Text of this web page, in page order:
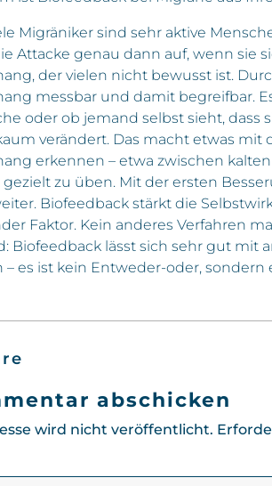
Migräniker sind sehr aktive
Attacke genau dann auf, wenn sie
der vielen nicht bewusst ist.
messbar und damit begreifbar.
oder ob jemand selbst sieht,
verändert. Das macht etwas mit
erkennen – etwa zwischen
gezielt zu üben. Mit der ersten
Biofeedback stärkt die
Faktor. Kein anderes Verfahren
Biofeedback lässt sich sehr gut mit
es ist kein Entweder-oder, sondern
abschicken
wird nicht veröffentlicht.